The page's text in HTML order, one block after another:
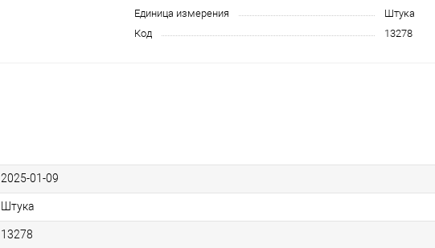
Единица измерения
Штука
Код
13278
2025-01-09
Штука
13278